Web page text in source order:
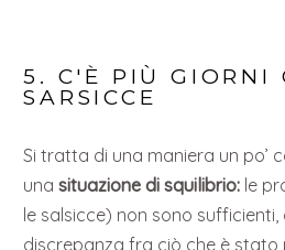
5. C'È PIÙ GIORNI
SARSICCE
Si tratta di una maniera un po’
unasituazione di squilibrio: le
le salsicce) non sono sufficienti,
discrepanza fra ciò che è stato